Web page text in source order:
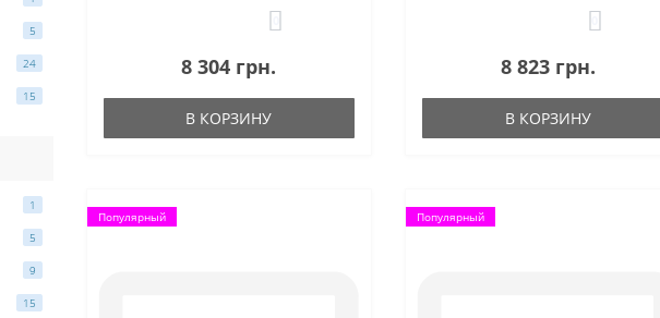
5
24
15
1
5
9
15
8 304 грн.
В КОРЗИНУ
8 823 грн.
В КОРЗИНУ
Популярный Популярный